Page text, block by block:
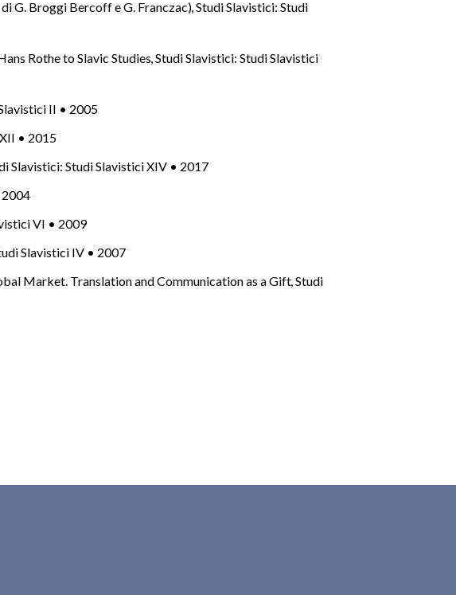
G. Broggi Bercoff e G. Franczac),Studi Slavistici: Studi
Rothe to Slavic Studies,Studi Slavistici: Studi Slavistici
II • 2005
• 2015
Slavistici: Studi Slavistici XIV • 2017
2004
VI • 2009
Slavistici IV • 2007
Market. Translation and Communication as a Gift,Studi